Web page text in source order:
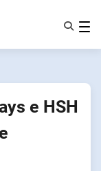
e HSH